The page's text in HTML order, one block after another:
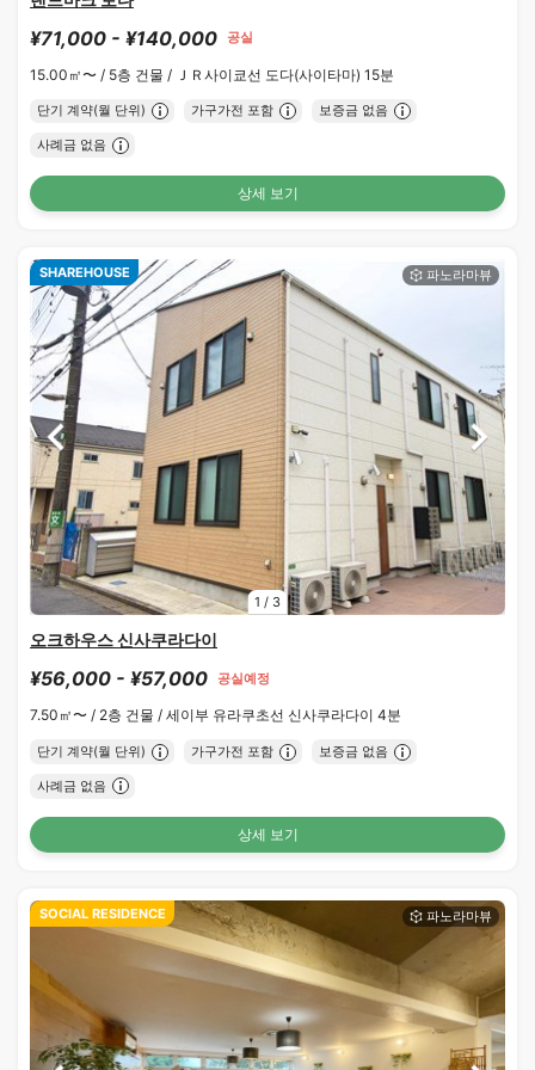
¥71,000 - ¥140,000 공실
15.00㎡〜 / 5층 건물 / ＪＲ사이쿄선 도다(사이타마) 15분
단기 계약(월 단위) 가구가전 포함 보증금 없음
사례금 없음
상세 보기
1 / 3
SHAREHOUSE
오크하우스 신사쿠라다이
¥56,000 - ¥57,000 공실예정
7.50㎡〜 / 2층 건물 / 세이부 유라쿠초선 신사쿠라다이 4분
단기 계약(월 단위) 가구가전 포함 보증금 없음
사례금 없음
상세 보기
SOCIAL RESIDENCE